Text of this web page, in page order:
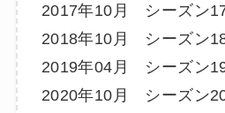
2017年10月 シーズン17
2018年10月 シーズン
2019年04月 シーズン19
2020年10月 シーズン